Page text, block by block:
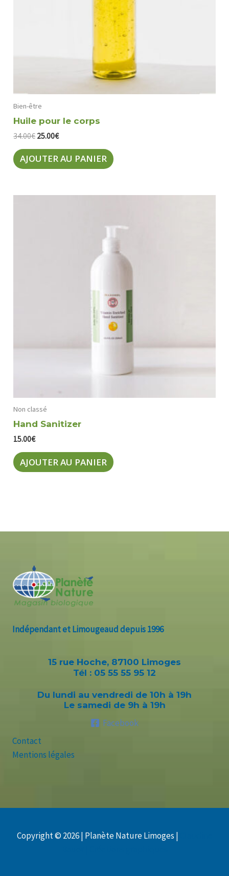
Bien-être
Huile pour le corps
34.00€ Le
initial
était :
25.00€Le
actuel
est :
AJOUTER AU PANIER
Non classé
Hand Sanitizer
15.00€
AJOUTER AU PANIER
Indépendant et Limougeaud depuis 1996
15 rue Hoche, 87100 Limoges
Tél : 05 55 55 95 12
Du lundi au vendredi de 10h à 19h
Le samedi de 9h à 19h
Facebook
Contact
Mentions légales
Copyright © 2026 | Planète Nature Limoges |